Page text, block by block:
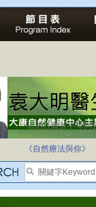
法治社會並不等同
《自然療法與你》